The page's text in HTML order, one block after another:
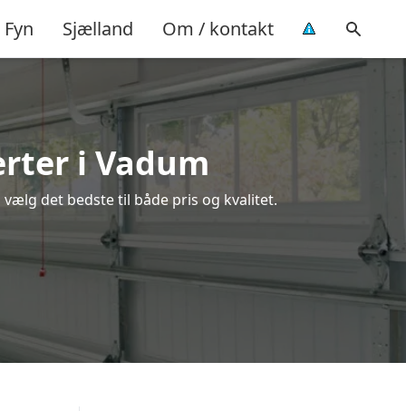
Fyn Sjælland Om / kontakt
i Vadum
det bedste til både pris og kvalitet.